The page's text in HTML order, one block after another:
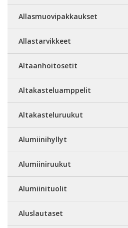
Allasmuovipakkaukset
Allastarvikkeet
Altaanhoitosetit
Altakasteluamppelit
Altakasteluruukut
Alumiinihyllyt
Alumiiniruukut
Alumiinituolit
Aluslautaset